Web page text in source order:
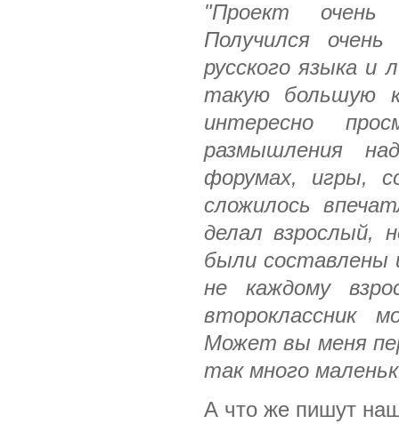
"Проект очень
Получился
русского языка и
такую большую
интересно
размышления
форумах, игры,
сложилось
делал взрослый,
были составлены
не каждому
второклассник
Может вы меня
так много
А что же пишут